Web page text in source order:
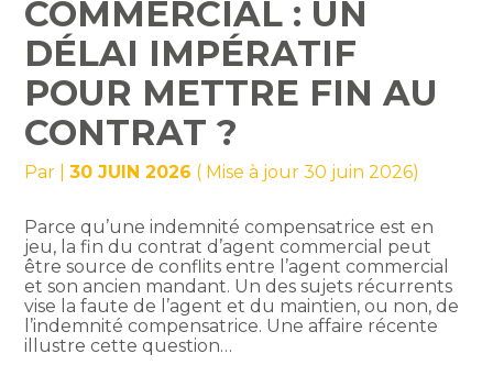
COMMERCIAL : UN
DÉLAI IMPÉRATIF
POUR METTRE FIN AU
CONTRAT ?
Par |30 JUIN 2026 ( Mise à jour 30 juin 2026)
Parce qu’une indemnité compensatrice est en
jeu, la fin du contrat d’agent commercial peut
être source de conflits entre l’agent commercial
et son ancien mandant. Un des sujets récurrents
vise la faute de l’agent et du maintien, ou non, de
l’indemnité compensatrice. Une affaire récente
illustre cette question…